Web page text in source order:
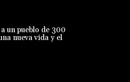
un pueblo de 300
nueva vida y el